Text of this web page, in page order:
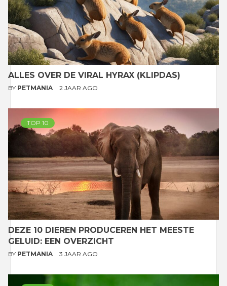
ALLES OVER DE VIRAL HYRAX (KLIPDAS)
BY PETMANIA 2 JAAR AGO
TOP 10
DEZE 10 DIEREN PRODUCEREN HET MEESTE
GELUID: EEN OVERZICHT
BY PETMANIA 3 JAAR AGO